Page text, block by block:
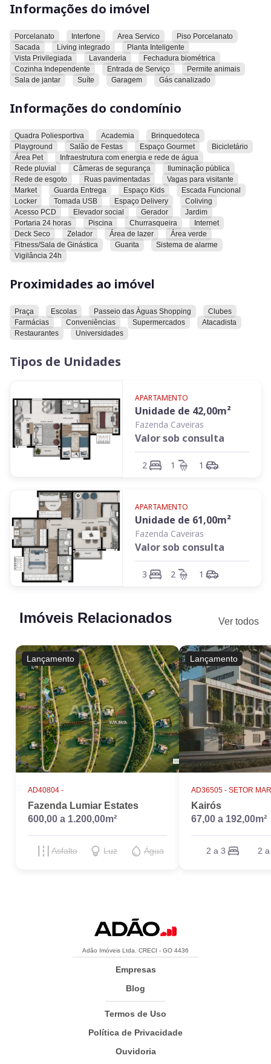
apartamentos confortáveis, lazer completo e localizados em
agora.
Pensando nisso, aEBMapresenta oNow Reserva das
Águas, um residencial com lazer completo e diferenciais que
O melhor lugar para viver é aqui e agora.
Informações do imóvel
Porcelanato Interfone Area Servico
Piso Porcelanato
Sacada
Living integrado
Planta Inteligente
Vista Privilegiada
Lavanderia
Fechadura biométrica
Cozinha Independente
Entrada de Serviço
Permite animais
Sala de jantar
Suíte Garagem Gás canalizado
Informações do condomínio
Quadra Poliesportiva Academia
Brinquedoteca
Playground
Salão de Festas Espaço Gourmet
Bicicletário
Área Pet
Infraestrutura com energia e rede de água
Rede pluvial
Câmeras de segurança
Iluminação pública
Rede de esgoto
Ruas pavimentadas
Vagas para visitante
Market
Guarda Entrega Espaço Kids
Escada Funcional
Locker
Tomada USB Espaço Delivery
Coliving
Acesso PCD
Elevador social Gerador
Jardim
Portaria 24 horas
Piscina Churrasqueira
Internet
Deck Seco
Zelador Área de lazer
Área verde
Fitness/Sala de Ginástica
Guarita
Sistema de alarme
Vigilância 24h
Proximidades ao imóvel
Praça Escolas Passeio das Àguas Shopping
Clubes
Farmácias
Conveniências Supermercados
Atacadista
Restaurantes
Universidades
Tipos de Unidades
APARTAMENTO
Unidade de 42,00m²
Fazenda Caveiras
Valor sob consulta
2 1 1
APARTAMENTO
Unidade de 61,00m²
Fazenda Caveiras
Valor sob consulta
3 2 1
Imóveis Relacionados Ver todos
Lançamento
AD40804 -
Fazenda Lumiar Estates
600,00 a 1.200,00m²
Asfalto Luz Água
Lançamento
AD36505 - SETOR
Kairós
67,00 a 192,00m²
2 a 3 2
Adão Imóveis Ltda. CRECI - GO 4436
Empresas
Blog
Termos de Uso
Política de Privacidade
Ouvidoria